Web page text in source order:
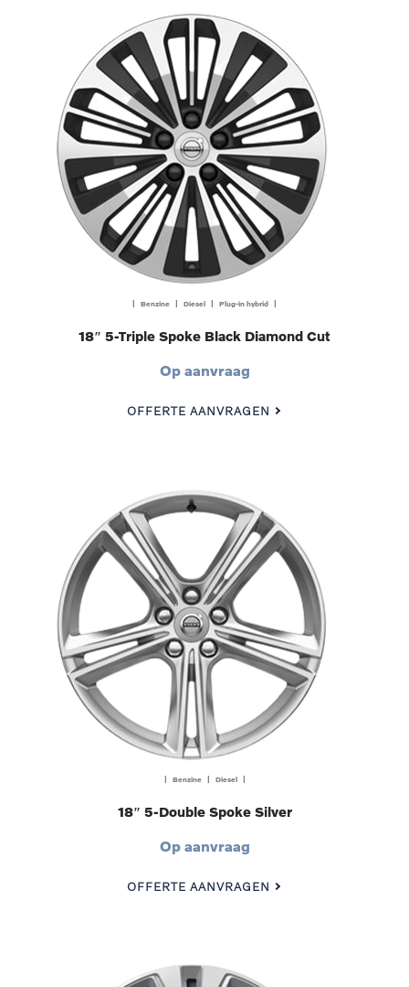
| Benzine | Diesel | Plug-in hybrid |
18″ 5-Triple Spoke Black Diamond Cut
Op aanvraag
OFFERTE AANVRAGEN
| Benzine | Diesel |
18″ 5-Double Spoke Silver
Op aanvraag
OFFERTE AANVRAGEN